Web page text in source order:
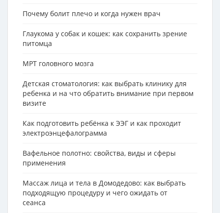
Почему болит плечо и когда нужен врач
Глаукома у собак и кошек: как сохранить зрение
питомца
МРТ головного мозга
Детская стоматология: как выбрать клинику для
ребенка и на что обратить внимание при первом
визите
Как подготовить ребёнка к ЭЭГ и как проходит
электроэнцефалограмма
Вафельное полотно: свойства, виды и сферы
применения
Массаж лица и тела в Домодедово: как выбрать
подходящую процедуру и чего ожидать от
сеанса